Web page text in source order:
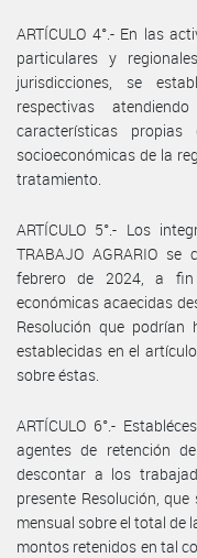
ARTÍCULO 4°.- En las
particulares y
jurisdicciones, se
respectivas
características
socioeconómicas de la
tratamiento.
ARTÍCULO 5°.- Los
TRABAJO AGRARIO
febrero de 2024, a fin
económicas acaecidas
Resolución que
establecidas en el
sobre éstas.
ARTÍCULO 6°.-
agentes de retención
descontar a los
presente Resolución, que
mensual sobre el total de
montos retenidos en tal